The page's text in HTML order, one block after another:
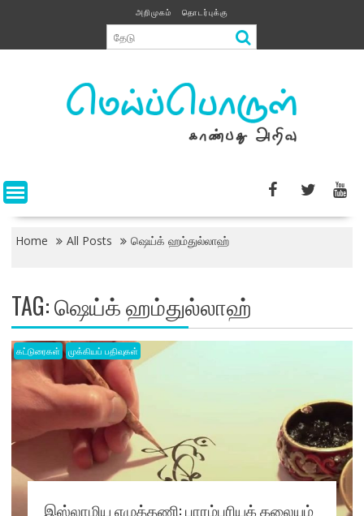
content
அறிமுகம் தொடர்புக்கு
Home All Posts ஷெய்க் ஹம்துல்லாஹ்
TAG:ஷெய்க் ஹம்துல்லாஹ்
கட்டுரைகள் முக்கியப் பதிவுகள்
இஸ்லாமிய எழுத்தணி: பாரம்பரியக் கலையும்